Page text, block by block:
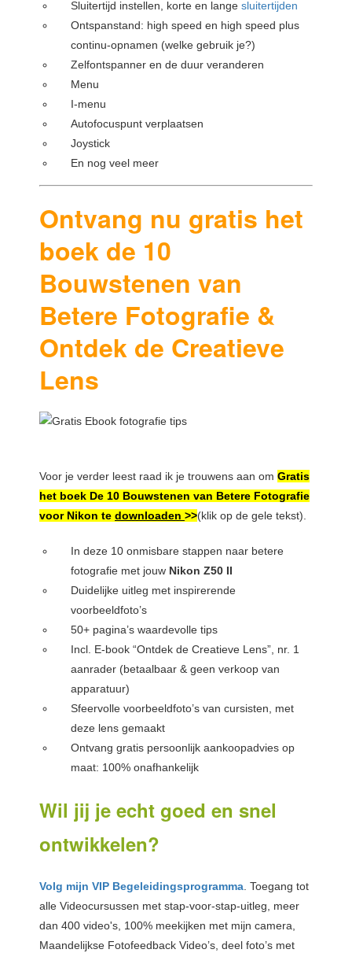
Sluitertijd instellen, korte en langesluitertijden
Ontspanstand: high speed en high speed plus
continu-opnamen (welke gebruik je?)
Zelfontspanner en de duur veranderen
Menu
I-menu
Autofocuspunt verplaatsen
Joystick
En nog veel meer
Ontvang nu gratis het
boek de 10
Bouwstenen van
Betere Fotografie &
Ontdek de Creatieve
Lens
Voor je verder leest raad ik je trouwens aan om Gratis
het boek De 10 Bouwstenen van Betere Fotografie
voor Nikon te downloaden >>(klik op de gele tekst).
In deze 10 onmisbare stappen naar betere
fotografie met jouw Nikon Z50 II
Duidelijke uitleg met inspirerende
voorbeeldfoto’s
50+ pagina’s waardevolle tips
Incl. E-book “Ontdek de Creatieve Lens”, nr. 1
aanrader (betaalbaar & geen verkoop van
apparatuur)
Sfeervolle voorbeeldfoto’s van cursisten, met
deze lens gemaakt
Ontvang gratis persoonlijk aankoopadvies op
maat: 100% onafhankelijk
Wil jij je echt goed en snel
ontwikkelen?
Volg mijn VIP Begeleidingsprogramma . Toegang tot
alle Videocursussen met stap-voor-stap-uitleg, meer
dan 400 video's, 100% meekijken met mijn camera,
Maandelijkse Fotofeedback Video’s, deel foto’s met